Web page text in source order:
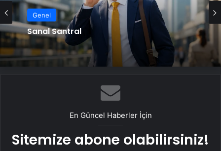
Genel
Sanal Santral
En Güncel Haberler İçin
Sitemize abone olabilirsiniz!